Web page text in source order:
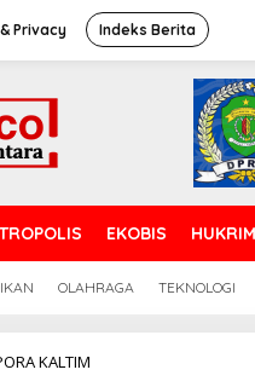
Privacy Indeks Berita
EKOBIS HUKRIM
OLAHRAGA TEKNOLOGI
KALTIM